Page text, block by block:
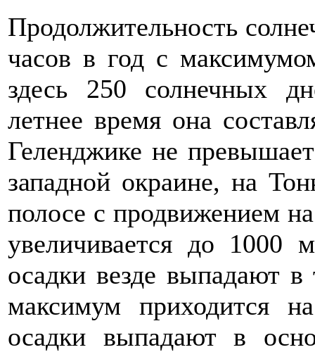
Продолжительность
часов в год с
здесь 250 солнечных
летнее время она
Геленджике не
западной окраине, на
полосе с продвижением
увеличивается до 1000
осадки везде выпадают
максимум приходится
осадки выпадают в